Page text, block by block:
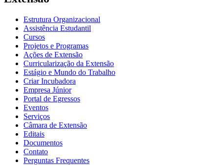
Estrutura Organizacional
Assistência Estudantil
Cursos
Projetos e Programas
Ações de Extensão
Curricularização da Extensão
Estágio e Mundo do Trabalho
Criar Incubadora
Empresa Júnior
Portal de Egressos
Eventos
Serviços
Câmara de Extensão
Editais
Documentos
Contato
Perguntas Frequentes